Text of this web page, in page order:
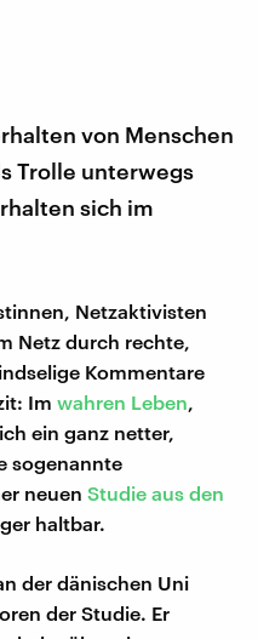
von Menschen
Trolle unterwegs
sich im
Netzaktivisten
Netz durch rechte,
Kommentare
Im wahren Leben
ein ganz netter,
sogenannte
neuen Studie aus den
haltbar.
der dänischen Uni
der Studie. Er